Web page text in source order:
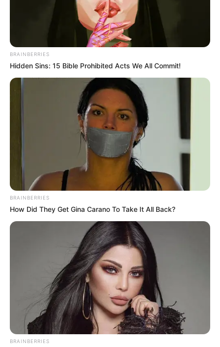
(foto: instagram/estelleliden)
5. Cantiknya mengenakan jas
dengan rambut terurai
BRAINBERRIES
Hidden Sins: 15 Bible Prohibited Acts We All Commit!
BRAINBERRIES
How Did They Get Gina Carano To Take It All Back?
BRAINBERRIES